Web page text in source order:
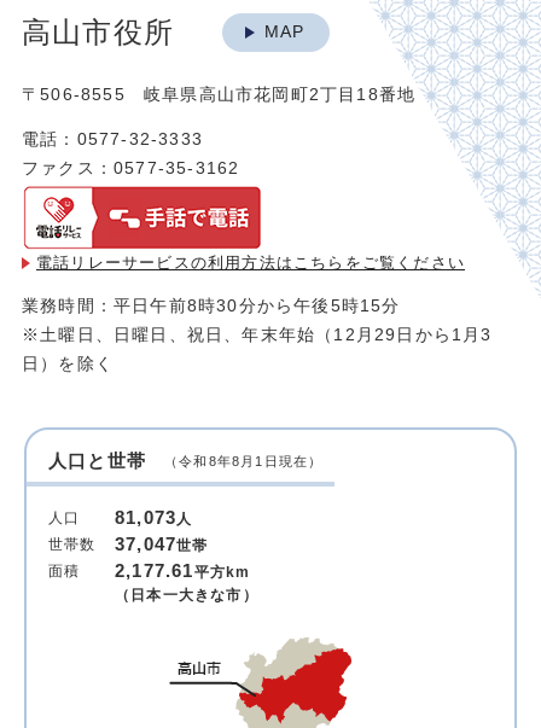
高山市役所 MAP
〒506-8555 岐阜県高山市花岡町2丁目18番地
電話：0577-32-3333
ファクス：0577-35-3162
電話リレーサービスの利用方法は こちらをご覧ください
業務時間：平日午前8時30分から午後5時15分
※土曜日、日曜日、祝日、年末年始（12月29日から1月3
日）を除く
人口と世帯 （令和8年8月1日現在）
人口 81,073人
世帯数
37,047世帯
面積
2,177.61平方km
（日本一大きな市）